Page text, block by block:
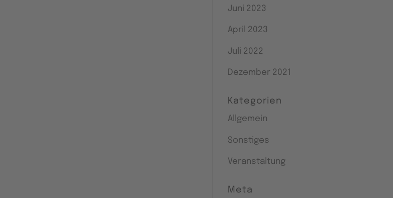
Juni 2023
April 2023
Juli 2022
Dezember 2021
Kategorien
Allgemein
Sonstiges
Veranstaltung
Meta